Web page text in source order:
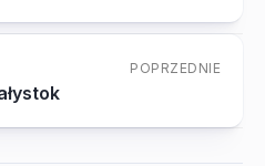
POPRZEDNIE